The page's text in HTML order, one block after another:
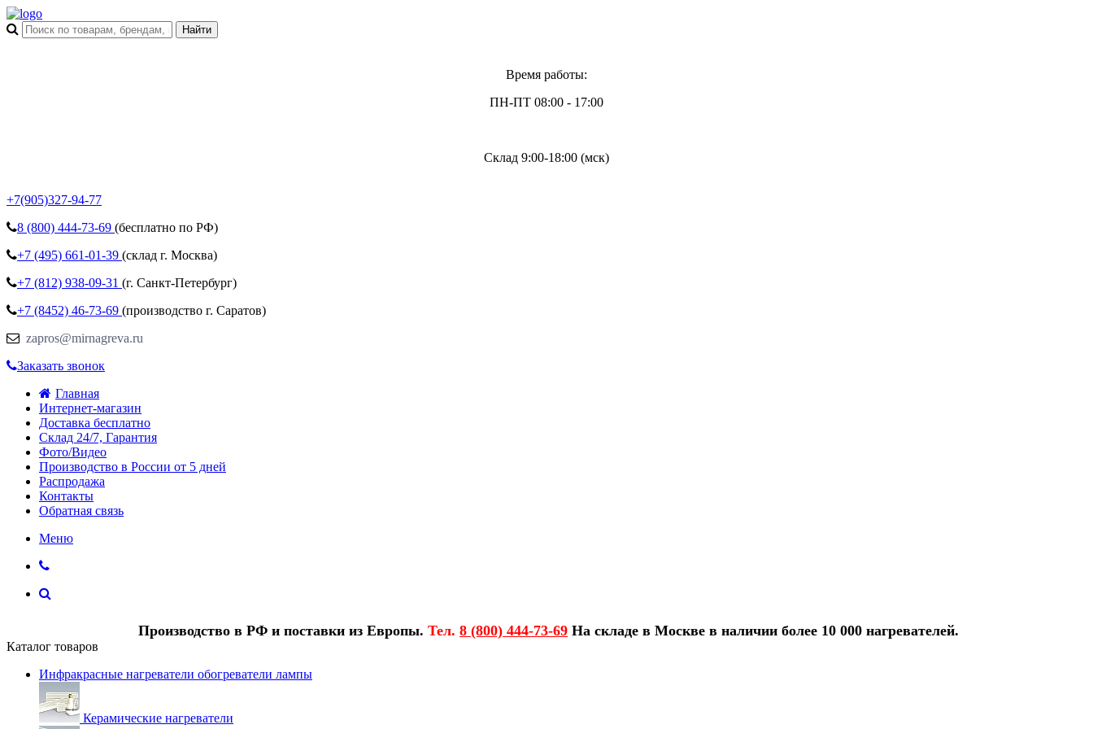
Время работы:
ПН-ПТ 08:00 - 17:00
Склад 9:00-18:00 (мск)
+7(905)327-94-77
8 (800) 444-73-69 (бесплатно по РФ)
+7 (495) 661-01-39 (склад г. Москва)
+7 (812) 938-09-31 (г. Санкт-Петербург)
+7 (8452) 46-73-69 (производство г. Саратов)
zapros@mirnagreva.ru
Заказать звонок
Главная
Интернет-магазин
Доставка бесплатно
Склад 24/7, Гарантия
Фото/Видео
Производство в России от 5 дней
Распродажа
Контакты
Обратная связь
Меню
Производство в РФ и поставки из Европы. Тел. 8 (800) 444-73-69 На складе в Москве в наличии более 10 000 нагревателей.
Каталог товаров
Инфракрасные нагреватели обогреватели лампы
Керамические нагреватели